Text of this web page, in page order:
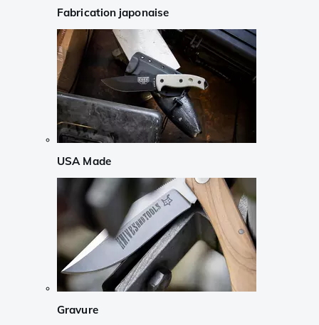
Fabrication japonaise
USA Made
Gravure